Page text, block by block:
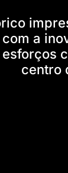
a
centro